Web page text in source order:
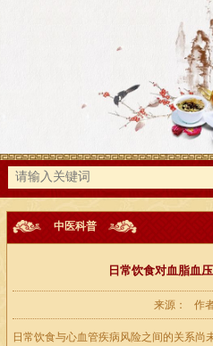
中医科普
日常饮食对血脂血
来源： 作
日常饮食与心血管疾病风险之间的关系尚